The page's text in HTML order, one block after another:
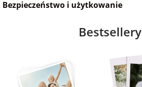
kawalerski
Bezpieczeństwo i użytkowanie
Bestsellery